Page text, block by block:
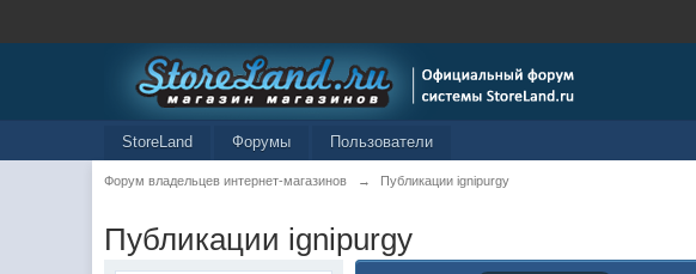
StoreLand Форумы Пользователи
Форум владельцев интернет-магазинов → Публикации ignipurgy
Публикации ignipurgy